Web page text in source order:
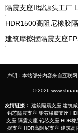
声明：本站部分内容来自互联
© 2026
友情链接：
建筑隔震支座 建筑
铅芯隔震支座 铅芯橡胶支座
支座 隔震支座 铅芯支座 HDR橡
摆支座 HDR高阻尼支座 建筑高